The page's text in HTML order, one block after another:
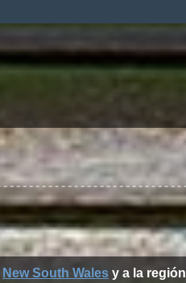
New South Wales y a la región